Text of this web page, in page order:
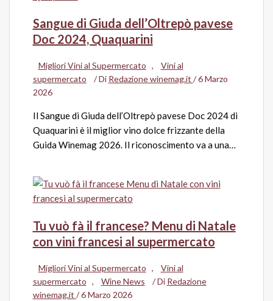
Sangue di Giuda dell’Oltrepò pavese
Doc 2024, Quaquarini
Migliori Vini al Supermercato ,
Vini al
supermercato
/ Di Redazione winemag.it /6 Marzo
2026
Il Sangue di Giuda dell’Oltrepò pavese Doc 2024 di
Quaquarini è il miglior vino dolce frizzante della
Guida Winemag 2026. Il riconoscimento va a una…
Tu vuò fà il francese? Menu di Natale
con vini francesi al supermercato
Migliori Vini al Supermercato ,
Vini al
supermercato , Wine News / Di Redazione
winemag.it /6 Marzo 2026